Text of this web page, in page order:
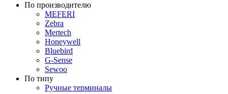
По производителю
MEFERI
Zebra
Mertech
Honeywell
Bluebird
G-Sense
Sewoo
По типу
Ручные терминалы